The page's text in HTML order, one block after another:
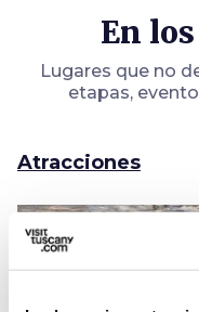
En
Lugares que no
etapas,
Atracciones